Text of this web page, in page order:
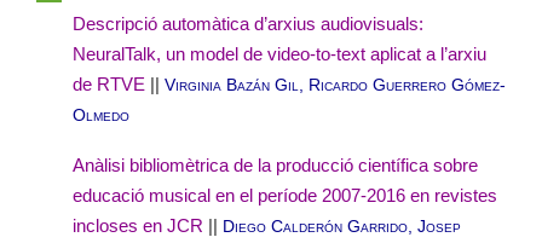
Descripció automàtica d’arxius audiovisuals:
NeuralTalk, un model de video-to-text aplicat a l’arxiu
de RTVE
Virginia Bazán Gil, Ricardo Guerrero Gómez-
Olmedo
Anàlisi bibliomètrica de la producció científica sobre
educació musical en el període 2007-2016 en revistes
incloses en JCR
Diego Calderón Garrido, Josep